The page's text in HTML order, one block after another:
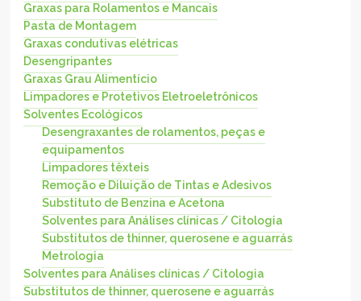
Graxas para Rolamentos e Mancais
Pasta de Montagem
Graxas condutivas elétricas
Desengripantes
Graxas Grau Alimentício
Limpadores e Protetivos Eletroeletrônicos
Solventes Ecológicos
Desengraxantes de rolamentos, peças e
equipamentos
Limpadores têxteis
Remoção e Diluição de Tintas e Adesivos
Substituto de Benzina e Acetona
Solventes para Análises clínicas / Citologia
Substitutos de thinner, querosene e aguarrás
Metrologia
Solventes para Análises clínicas / Citologia
Substitutos de thinner, querosene e aguarrás